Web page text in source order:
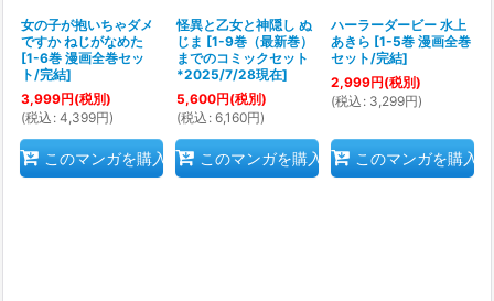
女の子が抱いちゃダメ
ですか ねじがなめた
[1-6巻 漫画全巻セッ
ト/完結]
3,999円(税別)
(税込 : 4,399円)
このマンガを購入
怪異と乙女と神隠し ぬ
じま [1-9巻（最新巻）
までのコミックセット
*2025/7/28現在]
5,600円(税別)
(税込 : 6,160円)
このマンガを購入
ハーラーダービー 水上
あきら [1-5巻 漫画全巻
セット/完結]
2,999円(税別)
(税込 : 3,299円)
このマンガを購入